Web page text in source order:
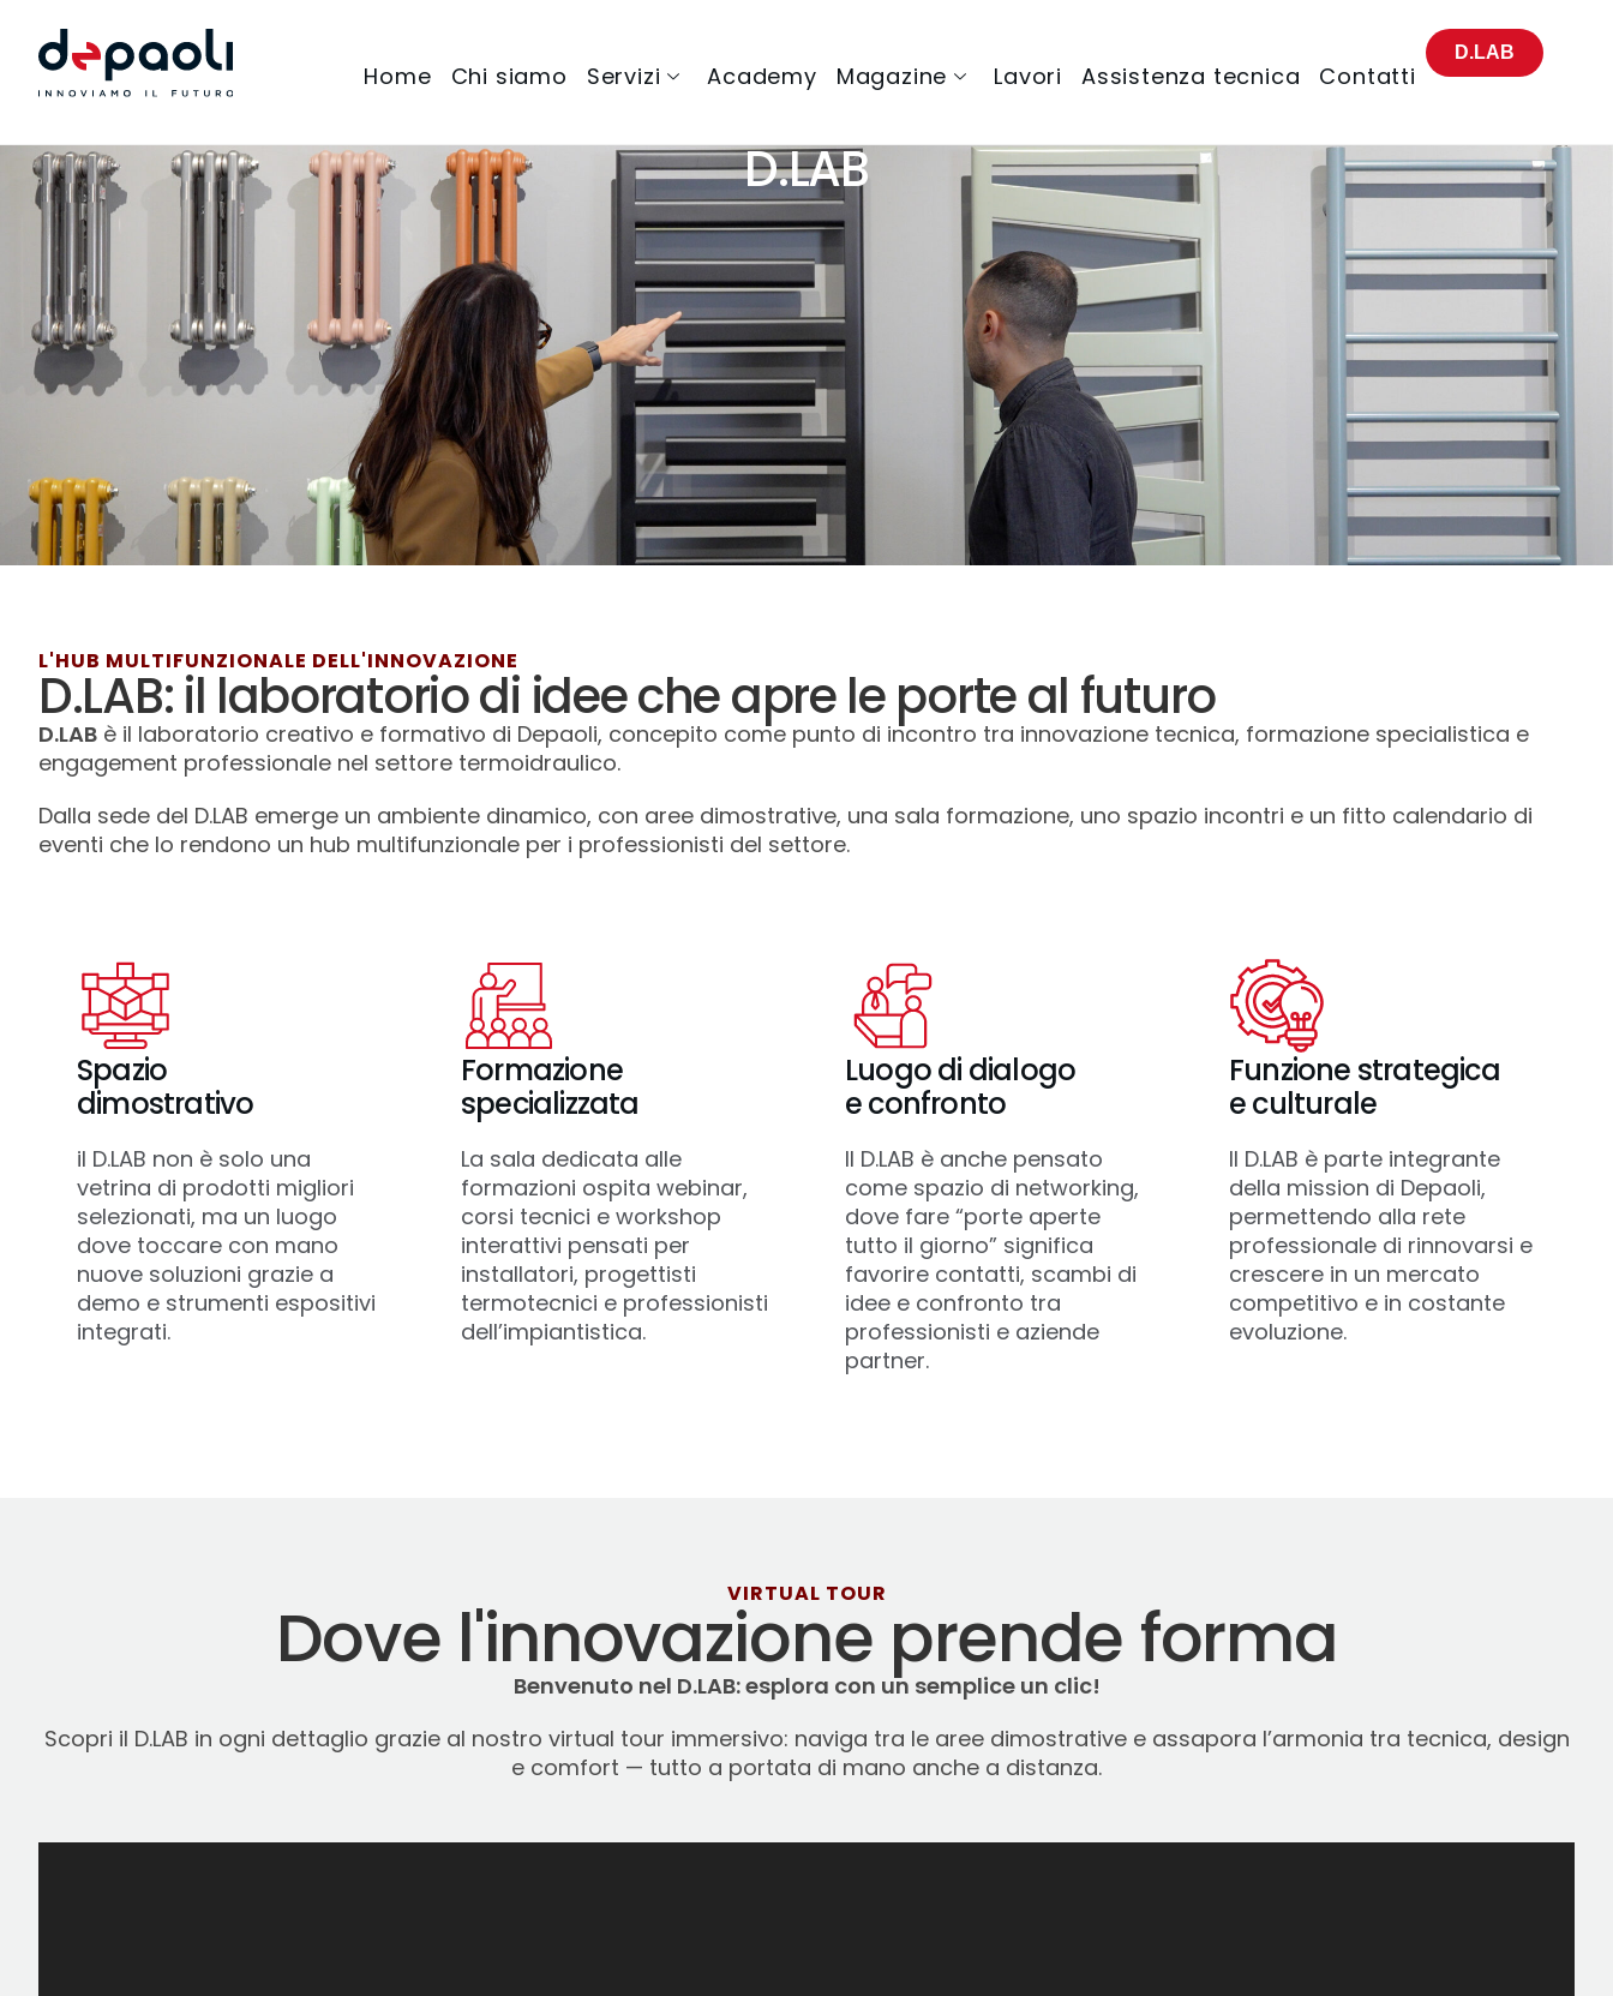
Home Chi siamo Servizi Academy Magazine Lavori Assistenza tecnica Contatti
D.LAB
D.LAB
L'HUB MULTIFUNZIONALE DELL'INNOVAZIONE
D.LAB: il laboratorio di idee che apre le porte al futuro
D.LAB è il laboratorio creativo e formativo di Depaoli, concepito come punto di incontro tra innovazione tecnica, formazione specialistica e
engagement professionale nel settore termoidraulico.
Dalla sede del D.LAB emerge un ambiente dinamico, con aree dimostrative, una sala formazione, uno spazio incontri e un fitto calendario di
eventi che lo rendono un hub multifunzionale per i professionisti del settore.
Spazio
dimostrativo
il D.LAB non è solo una
vetrina di prodotti migliori
selezionati, ma un luogo
dove toccare con mano
nuove soluzioni grazie a
demo e strumenti espositivi
integrati.
Formazione
specializzata
La sala dedicata alle
formazioni ospita webinar,
corsi tecnici e workshop
interattivi pensati per
installatori, progettisti
termotecnici e professionisti
dell’impiantistica.
Luogo di dialogo
e confronto
Il D.LAB è anche pensato
come spazio di networking,
dove fare “porte aperte
tutto il giorno” significa
favorire contatti, scambi di
idee e confronto tra
professionisti e aziende
partner.
Funzione strategica
e culturale
Il D.LAB è parte integrante
della mission di Depaoli,
permettendo alla rete
professionale di rinnovarsi e
crescere in un mercato
competitivo e in costante
evoluzione.
VIRTUAL TOUR
Dove l'innovazione prende forma
Benvenuto nel D.LAB: esplora con un semplice un clic!
Scopri il D.LAB in ogni dettaglio grazie al nostro virtual tour immersivo: naviga tra le aree dimostrative e assapora l’armonia tra tecnica, design
e comfort — tutto a portata di mano anche a distanza.